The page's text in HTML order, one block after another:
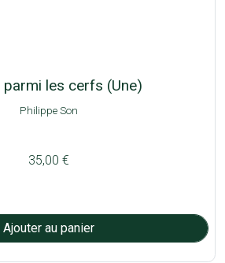
parmi les cerfs (Une)
Philippe Son
35,00 €